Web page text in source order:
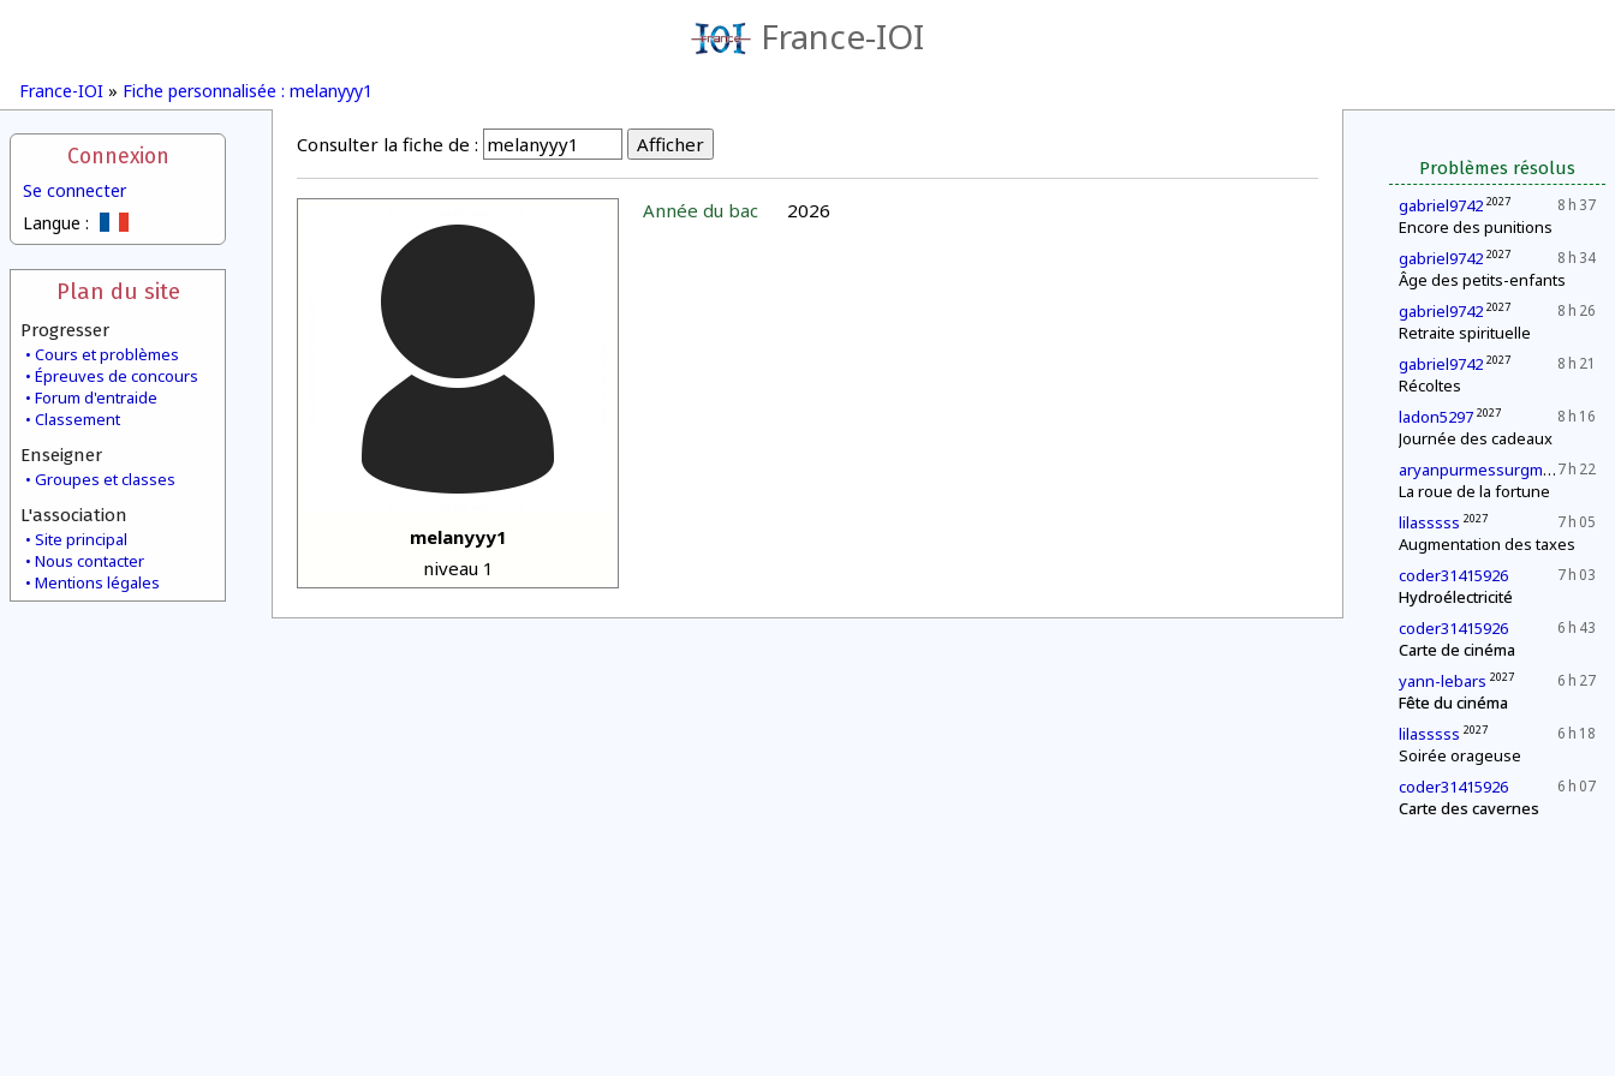
France-IOI
France-IOI » Fiche personnalisée : melanyyy1
Connexion
Se connecter
Langue :
Plan du site
Progresser
Cours et problèmes
Épreuves de concours
Forum d'entraide
Classement
Enseigner
Groupes et classes
L'association
Site principal
Nous contacter
Mentions légales
Problèmes résolus
8 h 37
gabriel9742 2027
Encore des punitions
8 h 34
gabriel9742 2027
Âge des petits-enfants
8 h 26
gabriel9742 2027
Retraite spirituelle
8 h 21
gabriel9742 2027
Récoltes
8 h 16
ladon5297 2027
Journée des cadeaux
7 h 22
aryanpurmessurgmailcom 2027
La roue de la fortune
7 h 05
lilasssss 2027
Augmentation des taxes
7 h 03
coder31415926
Hydroélectricité
6 h 43
coder31415926
Carte de cinéma
6 h 27
yann-lebars 2027
Fête du cinéma
6 h 18
lilasssss 2027
Soirée orageuse
6 h 07
coder31415926
Carte des cavernes
Consulter la fiche de :
melanyyy1
niveau 1
Année du bac 2026